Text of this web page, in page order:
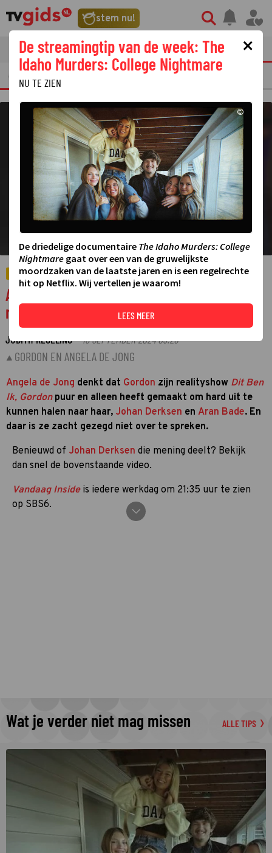
stem nu!
tvgids streaming nieuws
TV FRAGMENTEN AMUSEMENT
©
VIDEO
Angela de Jong nu al helemaal klaar met
realitysoap Gordon: 'Zo zielig'
JUDITH REGELING·13 SEPTEMBER 2024 09:26
GORDON EN ANGELA DE JONG
Angela de Jong denkt dat Gordon zijn realityshow Dit Ben
Ik, Gordonpuur en alleen heeft gemaakt om hard uit te
kunnen halen naar haar, Johan Derksen en Aran Bade. En
daar is ze zacht gezegd niet over te spreken.
Benieuwd of Johan Derksen die mening deelt? Bekijk
dan snel de bovenstaande video.
Vandaag Insideis iedere werkdag om 21:35 uur te zien
op SBS6.
Wat je verder niet mag missen ALLE TIPS
×
De streamingtip van de week: The
Idaho Murders: College Nightmare
NU TE ZIEN
©
De driedelige documentaire The Idaho Murders: College
Nightmare gaat over een van de gruwelijkste
moordzaken van de laatste jaren en is een regelrechte
hit op Netflix. Wij vertellen je waarom!
LEES MEER